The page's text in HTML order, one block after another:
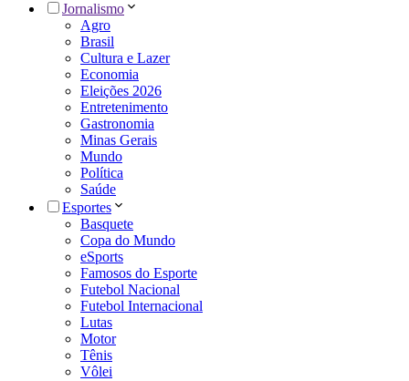
Jornalismo
Agro
Brasil
Cultura e Lazer
Economia
Eleições 2026
Entretenimento
Gastronomia
Minas Gerais
Mundo
Política
Saúde
Esportes
Basquete
Copa do Mundo
eSports
Famosos do Esporte
Futebol Nacional
Futebol Internacional
Lutas
Motor
Tênis
Vôlei